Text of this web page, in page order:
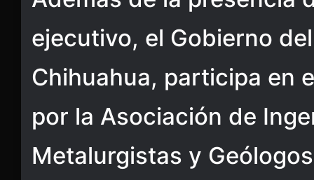
ejecutivo, el Gobierno
Chihuahua, participa en
por la Asociación de
Metalurgistas y